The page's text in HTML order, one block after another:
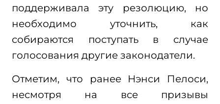
поддерживала эту резолюцию, но
необходимо уточнить, как
собираются поступать в случае
голосования другие законодатели.
Отметим, что ранее Нэнси Пелоси,
несмотря на все призывы